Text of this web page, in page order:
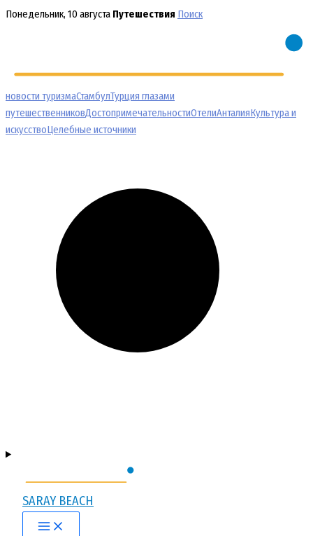
Перейти
Понедельник, 10 августа Путешествия Поиск
новости туризмаСтамбулТурция глазами
путешественниковДостопримечательностиОтелиАнталияКультура и
искусствоЦелебные источники
SARAY BEACH
Main
Menu